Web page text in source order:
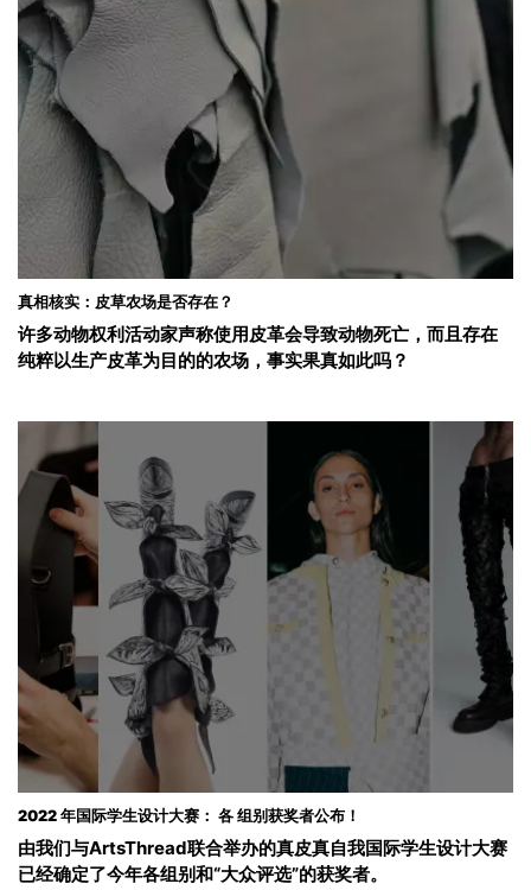
真相核实：皮草农场是否存在？
许多动物权利活动家声称使用皮革会导致动物死亡，而且存在
纯粹以生产皮革为目的的农场，事实果真如此吗？
2022 年国际学生设计大赛： 各 组别获奖者公布！
由我们与ArtsThread联合举办的真皮真自我国际学生设计大赛
已经确定了今年各组别和“大众评选”的获奖者。